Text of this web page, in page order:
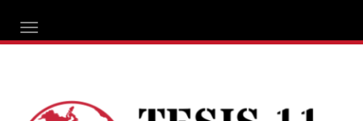
ALTERNAR NAVEGACIÓN